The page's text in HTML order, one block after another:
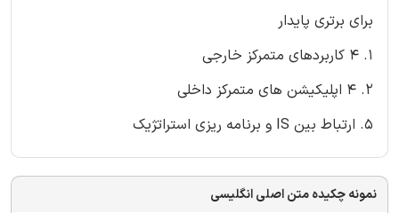
برای برتری پایدار
1. 4 کاربردهای متمرکز خارجی
2. 4 اپلیکیشن های متمرکز داخلی
5. ارتباط بین IS و برنامه ریزی استراتژیک
نمونه چکیده متن اصلی انگلیسی